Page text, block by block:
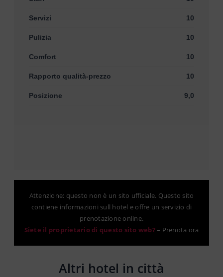
Servizi 10
Pulizia 10
Comfort 10
Rapporto qualità-prezzo 10
Posizione 9,0
Attenzione: questo non è un sito ufficiale. Questo sito
contiene informazioni sull hotel e offre un servizio di
prenotazione online.
Siete il proprietario di questo sito web?– Prenota ora
Altri hotel in città